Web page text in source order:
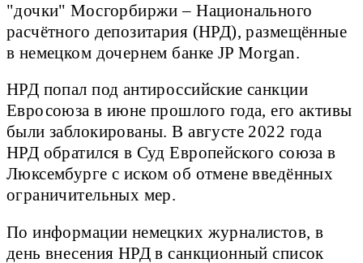
"дочки" Мосгорбиржи – Национального
расчётного депозитария (НРД), размещённые
в немецком дочернем банке JP Morgan.
НРД попал под антироссийские санкции
Евросоюза в июне прошлого года, его активы
были заблокированы. В августе 2022 года
НРД обратился в Суд Европейского союза в
Люксембурге с иском об отмене введённых
ограничительных мер.
По информации немецких журналистов, в
день внесения НРД в санкционный список